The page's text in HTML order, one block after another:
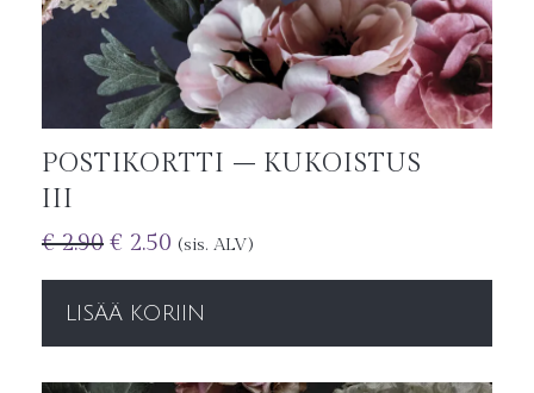
POSTIKORTTI – KUKOISTUS
III
€2.90 € 2.50 (sis. ALV)
LISÄÄ KORIIN